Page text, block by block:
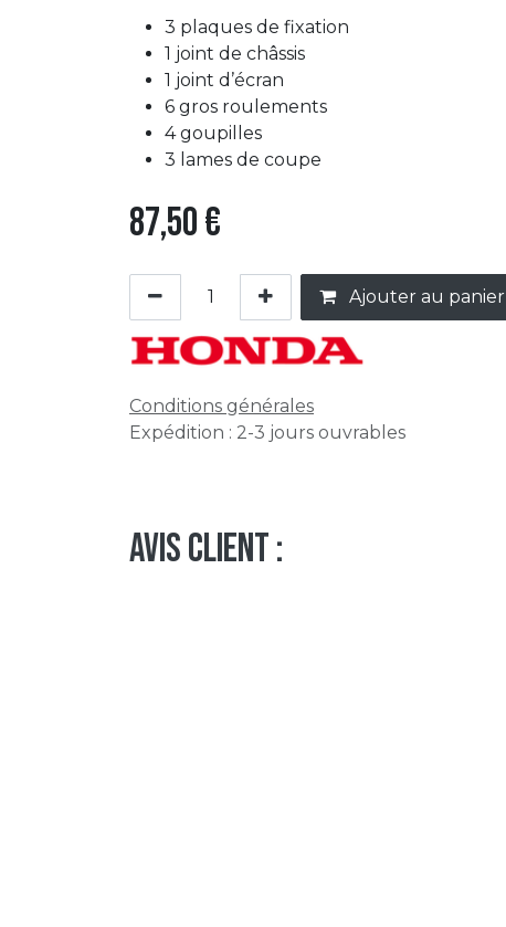
3 plaques de fixation
1 joint de châssis
1 joint d’écran
6 gros roulements
4 goupilles
3 lames de coupe
87,50€
Ajouter au panier
Conditions générales
Expédition : 2-3 jours ouvrables
Avis client :